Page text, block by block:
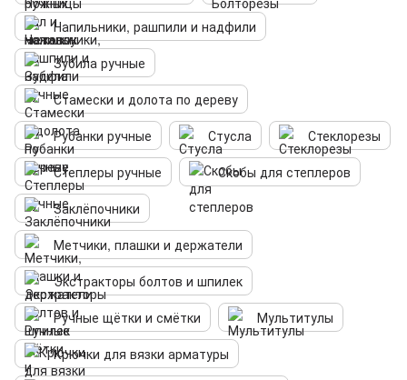
Напильники, рашпили и надфили
Зубила ручные
Стамески и долота по дереву
Рубанки ручные
Стусла
Стеклорезы
Степлеры ручные
Скобы для степлеров
Заклёпочники
Метчики, плашки и держатели
Экстракторы болтов и шпилек
Ручные щётки и смётки
Мультитулы
Крючки для вязки арматуры